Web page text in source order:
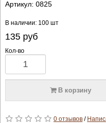
Артикул: 0825
В наличии: 100 шт
135руб
Кол-во
В корзину
0 отзывов/